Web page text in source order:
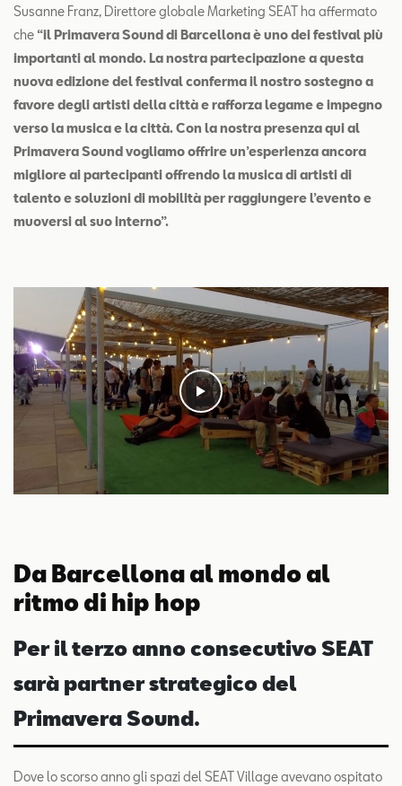
Susanne Franz, Direttore globale Marketing SEAT ha affermato
che “il Primavera Sound di Barcellona è uno dei festival più
importanti al mondo. La nostra partecipazione a questa
nuova edizione del festival conferma il nostro sostegno a
favore degli artisti della città e rafforza legame e impegno
verso la musica e la città. Con la nostra presenza qui al
Primavera Sound vogliamo offrire un’esperienza ancora
migliore ai partecipanti offrendo la musica di artisti di
talento e soluzioni di mobilità per raggiungere l’evento e
muoversi al suo interno”.
Da Barcellona al mondo al
ritmo di hip hop
Per il terzo anno consecutivo SEAT
sarà partner strategico del
Primavera Sound.
Dove lo scorso anno gli spazi del SEAT Village avevano ospitato